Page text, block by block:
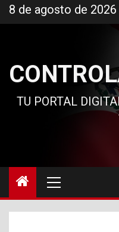
al
8 de agosto de 2026
TU PORTAL
principal